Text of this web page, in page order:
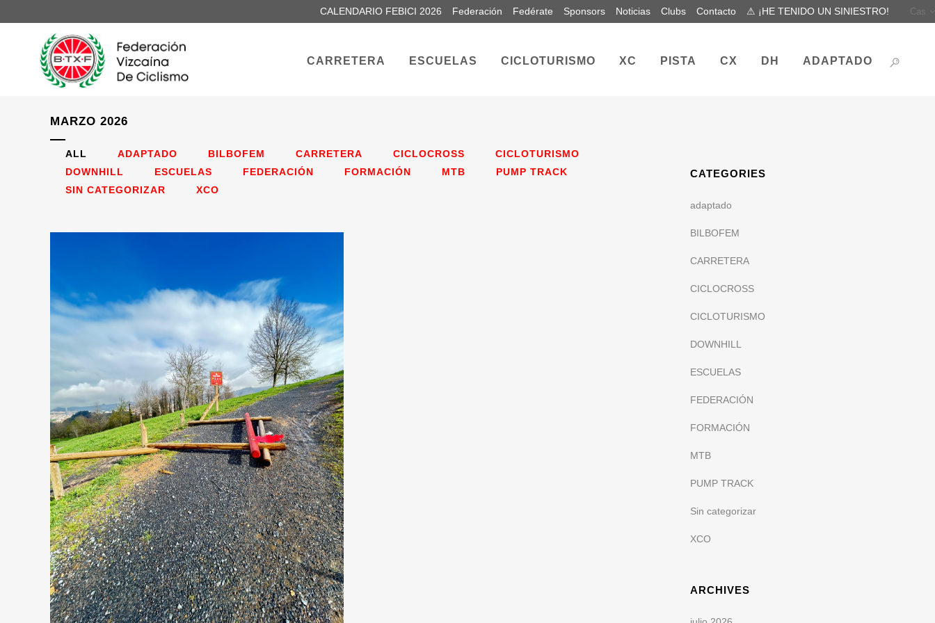
CALENDARIO FEBICI 2026 Federación Fedérate Sponsors Noticias Clubs Contacto ⚠ ¡HE TENIDO UN SINIESTRO! Cas
CARRETERA ESCUELAS CICLOTURISMO XC PISTA CX DH ADAPTADO
MARZO 2026
ALL ADAPTADO BILBOFEM CARRETERA CICLOCROSS
CICLOTURISMO
DOWNHILL
ESCUELAS FEDERACIÓN FORMACIÓN MTB
PUMP TRACK
SIN CATEGORIZAR
XCO
CATEGORIES
adaptado
BILBOFEM
CARRETERA
CICLOCROSS
CICLOTURISMO
DOWNHILL
ESCUELAS
FEDERACIÓN
FORMACIÓN
MTB
PUMP TRACK
Sin categorizar
XCO
ARCHIVES